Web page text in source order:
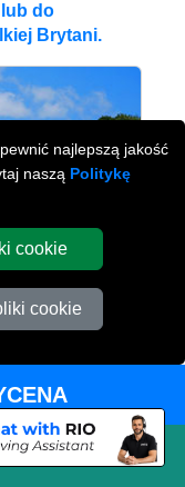
najlepszą jakość
naszą Politykę
cookie
cookie
do
Brytani.